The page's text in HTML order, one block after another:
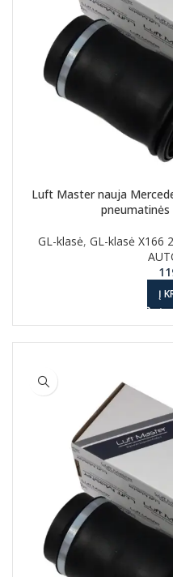
Luft Master nauja
pneumatinės
GL-klasė, GL-klasė X166
Į